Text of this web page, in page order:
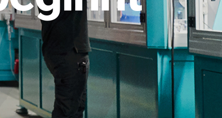
für industrielle Anwendungen –